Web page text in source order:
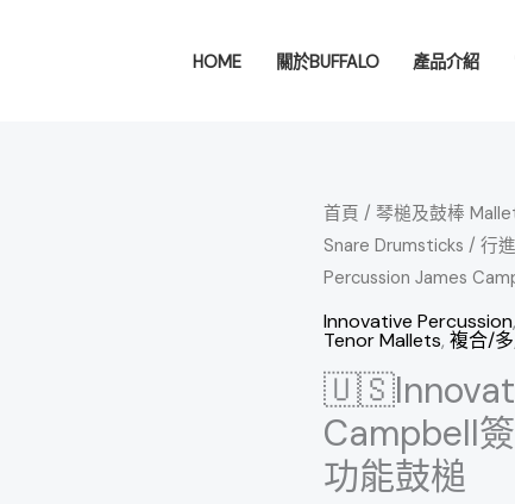
HOME 關於BUFFALO 產品介紹
首頁 / 琴槌及鼓棒
Snare Drumsticks / 行
Percussion James
Innovative Percussion,
Tenor Mallets, 複合/
Campbell
功能鼓槌
🇺🇸
Innovative
Percussion
James
Campbell
簽
名
JC-
1M